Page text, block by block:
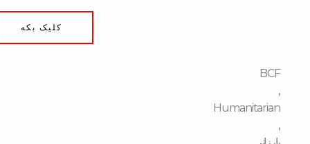
کلیک بکە
BCF
,
Humanitarian
,